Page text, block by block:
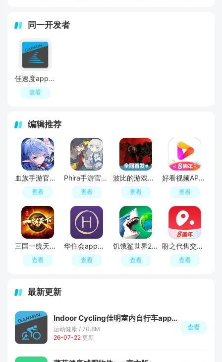
同一开发者
佳速度app官方升级版
查看
编辑推荐
血族手游官方正版
查看
Phira手游官方安卓版
查看
波比的游戏时间6官方正版
查看
好看视频APP官方最新版
查看
三国一统天下手游官服
查看
华住会app官方安卓版
查看
饥饿鲨世界2026最新版
查看
盼之代售交易平台APP官方版
查看
最新更新
Indoor Cycling佳明室内自行车app官方版
运动健康 / 70.8M
26-07-22 更新
查看